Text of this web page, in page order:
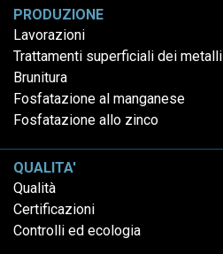
PRODUZIONE
Lavorazioni
Trattamenti superficiali dei metalli
Brunitura
Fosfatazione al manganese
Fosfatazione allo zinco
QUALITA'
Qualità
Certificazioni
Controlli ed ecologia